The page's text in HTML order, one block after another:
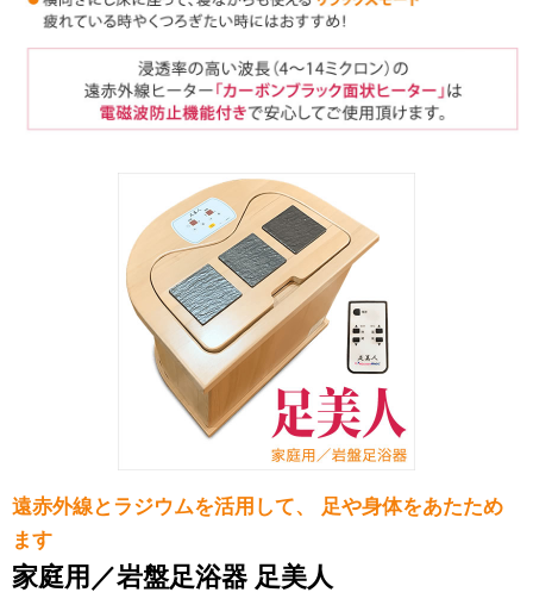
遠赤外線とラジウムを活用して、 足や身体をあたため
ます
家庭用／岩盤足浴器 足美人